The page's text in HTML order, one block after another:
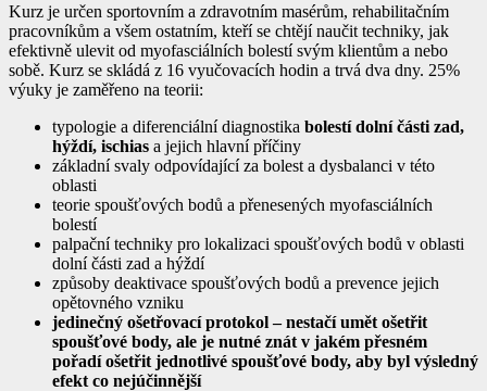
Kurz je určen sportovním a zdravotním masérům, rehabilitačním
pracovníkům a všem ostatním, kteří se chtějí naučit techniky, jak
efektivně ulevit od myofasciálních bolestí svým klientům a nebo
sobě. Kurz se skládá z 16 vyučovacích hodin a trvá dva dny. 25%
výuky je zaměřeno na teorii:
typologie a diferenciální diagnostika bolestí dolní části zad,
hýždí, ischias a jejich hlavní příčiny
základní svaly odpovídající za bolest a dysbalanci v této
oblasti
teorie spoušťových bodů a přenesených myofasciálních
bolestí
palpační techniky pro lokalizaci spoušťových bodů v oblasti
dolní části zad a hýždí
způsoby deaktivace spoušťových bodů a prevence jejich
opětovného vzniku
jedinečný ošetřovací protokol – nestačí umět ošetřit
spoušťové body, ale je nutné znát v jakém přesném
pořadí ošetřit jednotlivé spoušťové body, aby byl výsledný
efekt co nejúčinnější